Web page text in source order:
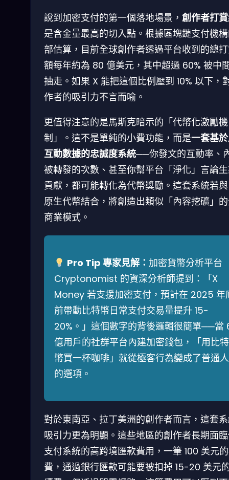
說到加密支付的第一個落地場景， 創作者打賞
是含金量最高的切入點。根據區塊鏈支付機
部估算，目前全球創作者透過平台收到的總
額每年約為 80 億美元，其中超過 60% 被中
抽走。如果 X 能把這個比例壓到 10% 以下，
作者的吸引力不言而喻。
更值得注意的是馬斯克暗示的「代幣化激勵機
制」。這不是單純的小費功能，而是一套基
互動數據的忠誠度系統──你發文的互動率、
被轉發的次數、甚至你幫平台「淨化」言論
貢獻，都可能轉化為代幣獎勵。這套系統若
原生代幣結合，將創造出類似「內容挖礦」
商業模式。
Pro Tip 專家見解： 加密貨幣分析平台
Cryptonomist 的資深分析師提到：「X
Money 若支援加密支付，預計在 2025 年
前帶動比特幣日常支付交易量提升 15-
20%。」這個數字的背後邏輯很簡單──當
億用戶的社群平台內建加密錢包，「用比特
幣買一杯咖啡」就從極客行為變成了普通人
的選項。
對於東南亞、拉丁美洲的創作者而言，這套
吸引力更為明顯。這些地區的創作者長期面
支付系統的高跨境匯款費用，一筆 100 美元
費，通過銀行匯款可能要被扣掉 15-20 美元